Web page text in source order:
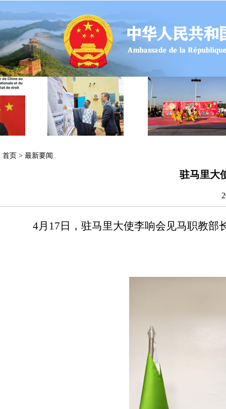
首页 > 最新要闻
驻马里大
4月 17 日， 驻马里大使李响会见马职教部